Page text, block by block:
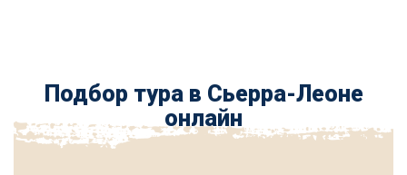
Подбор тура в Сьерра-Леоне
онлайн